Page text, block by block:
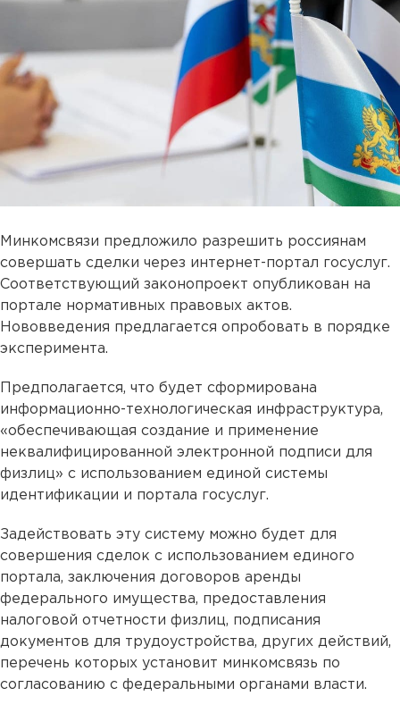
Минкомсвязи предложило разрешить россиянам
совершать сделки через интернет-портал госуслуг.
Соответствующий законопроект опубликован на
портале нормативных правовых актов.
Нововведения предлагается опробовать в порядке
эксперимента.
Предполагается, что будет сформирована
информационно-технологическая инфраструктура,
«обеспечивающая создание и применение
неквалифицированной электронной подписи для
физлиц» с использованием единой системы
идентификации и портала госуслуг.
Задействовать эту систему можно будет для
совершения сделок с использованием единого
портала, заключения договоров аренды
федерального имущества, предоставления
налоговой отчетности физлиц, подписания
документов для трудоустройства, других действий,
перечень которых установит минкомсвязь по
согласованию с федеральными органами власти.